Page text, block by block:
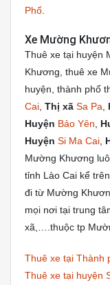
Phố.
Xe Mường
Thuê xe tại huyện
Khương, thuê xe
huyện, thành phố
Cai, Thị xã Sa Pa,
Huyện Bảo Yên,
Huyện Si Ma Cai,
Mường Khương
tỉnh Lào Cai kể
đi từ Mường
mọi nơi tại trung
xã,….thuộc tp
Thuê xe tại Thành
Thuê xe tại huyện